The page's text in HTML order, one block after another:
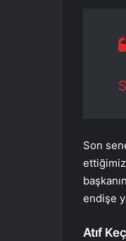
Son
ettiğimiz
endişe
Atıf